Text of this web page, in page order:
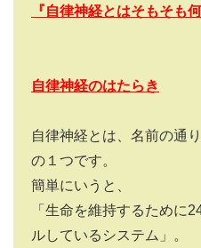
『自律神経とはそもそも
自律神経のはたらき
自律神経とは、名前の通
の１つです。
簡単にいうと、
「生命を維持するために
ルしているシステム」。